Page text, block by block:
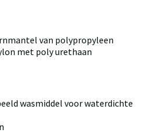
van polypropyleen
met poly urethaan
wasmiddel voor waterdichte